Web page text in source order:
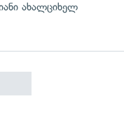
ახალციხელ